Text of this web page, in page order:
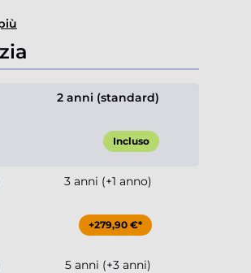
2 anni (standard)
Incluso
3 anni (+1 anno)
+279,90 €*
5 anni (+3 anni)